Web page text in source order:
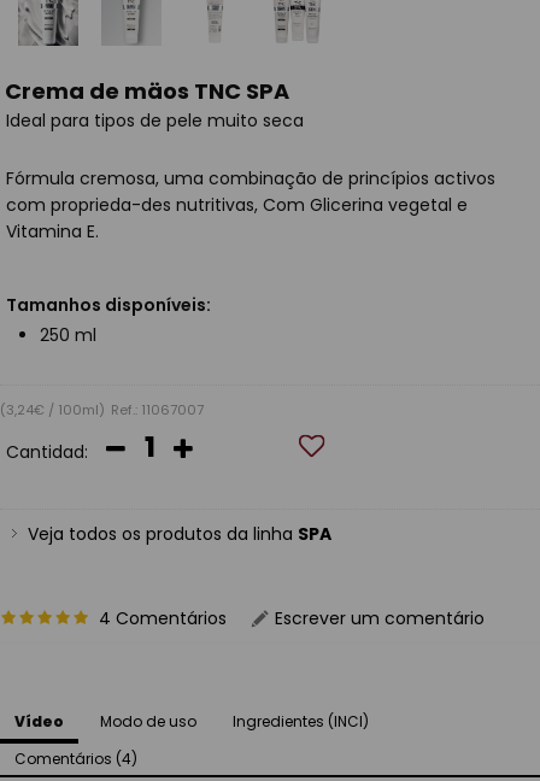
Crema de mäos TNC SPA
Ideal para tipos de pele muito seca
Fórmula cremosa, uma combinação de princípios activos
com proprieda-des nutritivas, Com Glicerina vegetal e
Vitamina E.
Tamanhos disponíveis:
250 ml
(3,24€ / 100ml) Ref.: 11067007
Cantidad:
Veja todos os produtos da linha SPA
4 Comentários Escrever um comentário
Vídeo Modo de uso
Ingredientes (INCI)
Comentários (4)